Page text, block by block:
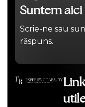
Suntem
Scrie-ne sau
răspuns.